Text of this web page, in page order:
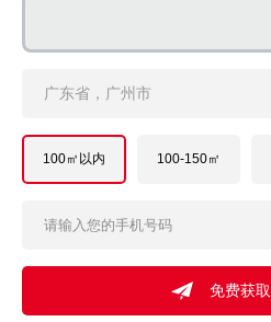
广东省，广州市
100㎡以内 100-150㎡